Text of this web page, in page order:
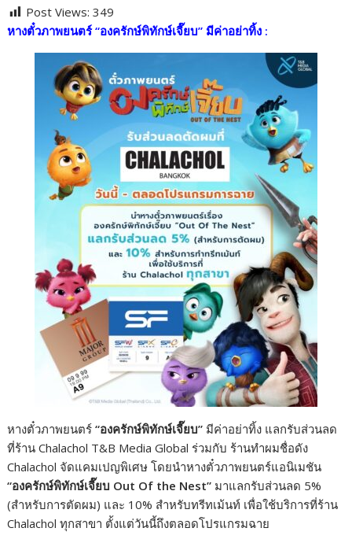
e
b
o
itt
er
e p
y
Li
n
k
ar
e
Post Views: 349
หางตั๋วภาพยนตร์ “องครักษ์พิทักษ์เจี๊ยบ” มีค่าอย่าทิ้ง :
หางตั๋วภาพยนตร์“องครักษ์พิทักษ์เจี๊ยบ” มีค่าอย่าทิ้ง แลกรับส่วนลด
ที่ร้าน Chalachol T&B Media Global ร่วมกับ ร้านทำผมชื่อดัง
Chalachol จัดแคมเปญพิเศษ โดยนำหางตั๋วภาพยนตร์แอนิเมชัน
“องครักษ์พิทักษ์เจี๊ยบ Out Of the Nest” มาแลกรับส่วนลด 5%
(สำหรับการตัดผม) และ 10% สำหรับทรีทเม้นท์ เพื่อใช้บริการที่ร้าน
Chalachol ทุกสาขา ตั้งแต่วันนี้ถึงตลอดโปรแกรมฉาย